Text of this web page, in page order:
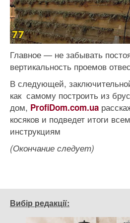
Главное — не забывать
вертикальность проемов
В следующей,
как самому построить из
дом, ProfiDom.com.ua
косяков и подведет итоги
инструкциям
(Окончание следует)
Вибір редакції: